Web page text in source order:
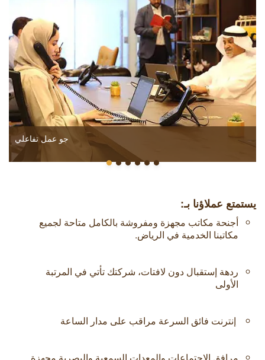
جو عمل تفاعلي
يستمتع عملاؤنا بـ:
أجنحة مكاتب مجهزة ومفروشة بالكامل متاحة لجميع
مكاتبنا الخدمية في الرياض.
ردهة إستقبال دون لافتات، شركتك تأتي في المرتبة
الأولى
إنترنت فائق السرعة مراقب على مدار الساعة
مرافق الاجتماعات والمعدات السمعية والبصرية مجهزة